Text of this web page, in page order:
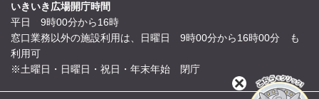
いきいき広場開庁時間
平日 9時00分から16時
窓口業務以外の施設利用は、日曜日 9時00分から16時00分 も
利用可
※土曜日・日曜日・祝日・年末年始 閉庁
閉